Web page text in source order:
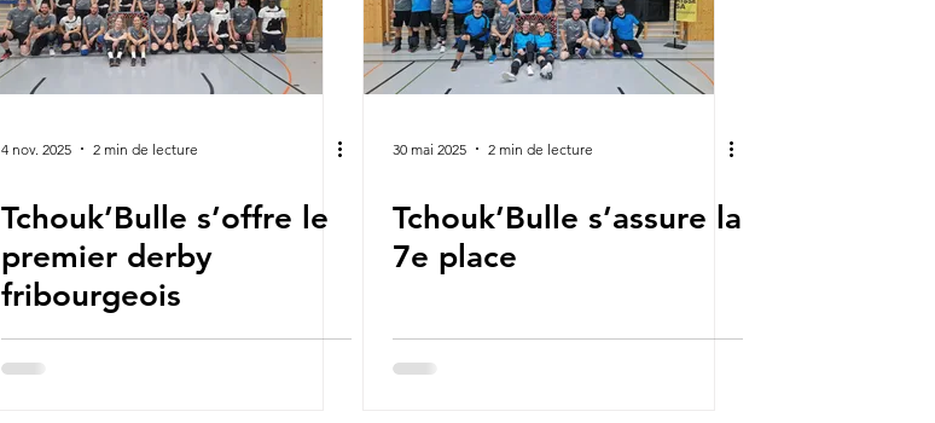
4 nov. 2025 2 min de lecture
Tchouk’Bulle s’offre le
premier derby
fribourgeois
30 mai 2025 2 min de lecture
Tchouk’Bulle s’assure la
7e place